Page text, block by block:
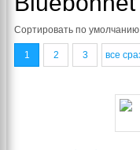
Сортировать по умолчанию
1 2 3 все